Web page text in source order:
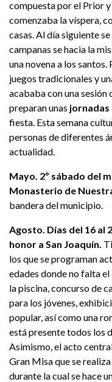
compuesta por el Prior
comenzaba la víspera,
casas. Al día siguiente
campanas se hacia la
una novena a los
juegos tradicionales y
acababa con una sesión
preparan unas jornadas
fiesta. Esta semana
personas de diferentes
actualidad.
Mayo. 2º sábado del
Monasterio de
bandera del municipio.
Agosto. Días del 16 al
honor a San Joaquín.
los que se programan
edades donde no falta
la piscina, concurso de
para los jóvenes,
popular, así como una
está presente todos los
Asimismo, el acto
Gran Misa que se
durante la cual se hace